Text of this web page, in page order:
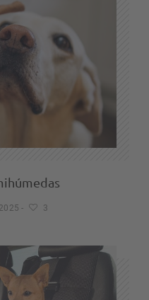
- 3